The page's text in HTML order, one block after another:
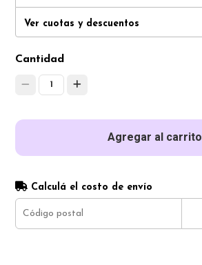
Ver cuotas y descuentos
Cantidad
1
Agregar al carrito
Calculá el costo de envío